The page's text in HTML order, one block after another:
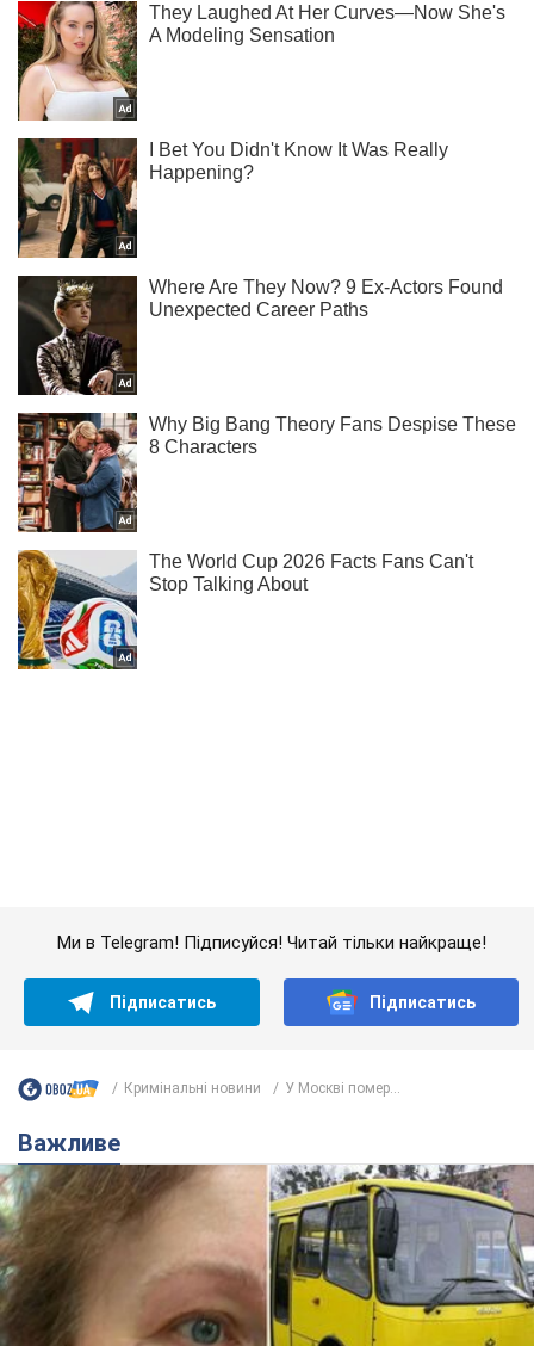
У Львові жінка спровокувала конфлікт,
розмовляючи російською мовою у маршрутці:
поліція склала адмінпротокол. Відео
На місце події прибули патрульні поліцейські та слідчо-
оперативна група